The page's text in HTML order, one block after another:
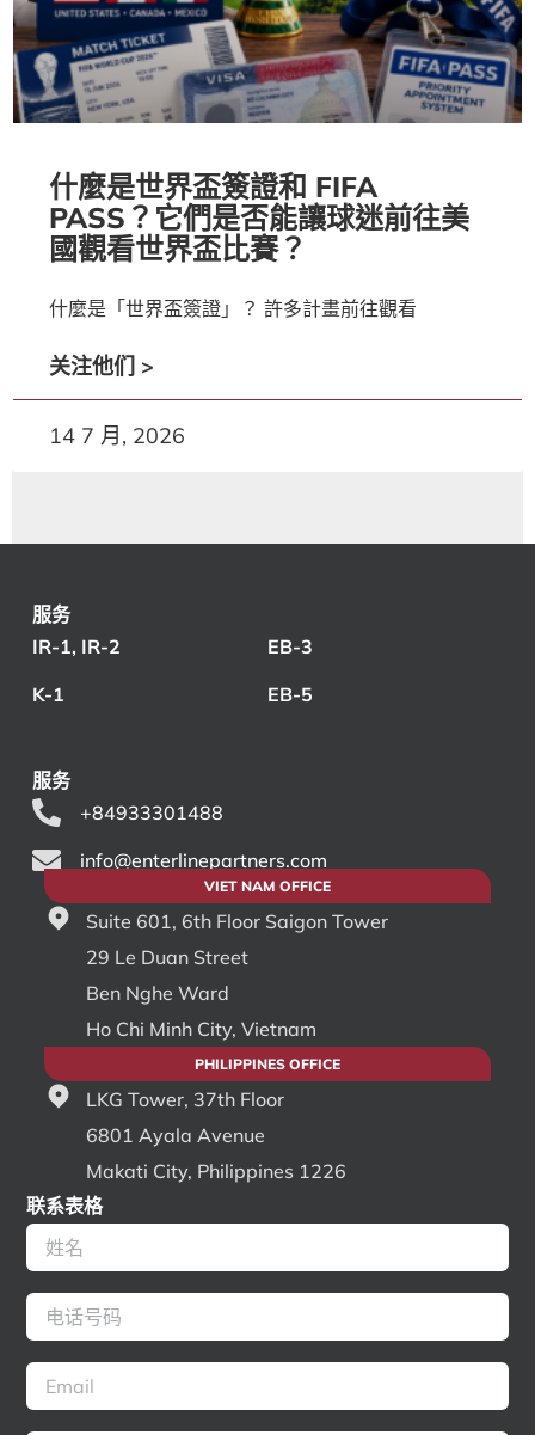
什麼是世界盃簽證和 FIFA
PASS？它們是否能讓球迷前往美
國觀看世界盃比賽？
什麼是「世界盃簽證」？ 許多計畫前往觀看
关注他们 >
14 7 月, 2026
服务
IR-1, IR-2
K-1
EB-3
EB-5
服务
+84933301488
info@enterlinepartners.com
VIET NAM OFFICE
Suite 601, 6th Floor Saigon Tower
29 Le Duan Street
Ben Nghe Ward
Ho Chi Minh City, Vietnam
PHILIPPINES OFFICE
LKG Tower, 37th Floor
6801 Ayala Avenue
Makati City, Philippines 1226
联系表格